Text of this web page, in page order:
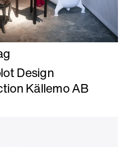
Design
Källemo AB